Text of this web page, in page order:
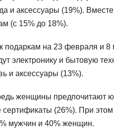
и аксессуары (19%).
(с 15% до 18%).
подаркам на 23 февраля и 8
электронику и бытовую
и аксессуары (13%).
женщины предпочитают
(26%). При
мужчин и 40% женщин.